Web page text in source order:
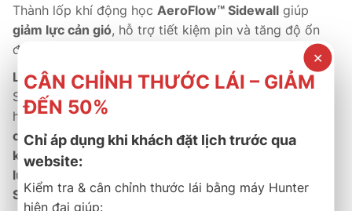
Thành lốp khí động học AeroFlow™ Sidewall giúp
giảm lực cản gió, hỗ trợ tiết kiệm pin và tăng độ ổn
định thân xe khi chạy tốc độ cao.
Lý do thương mại:
Sản phẩmphân phối chính hãng tại Việt Nam
hành5 năm, hỗ trợ đổi mới nếu có lỗi kỹ thuật. Với
chất lượng toàn cầu, độ êm vượt trội và khả năng tiết
kiệm năng lượng xuất sắc
lựa chọn hàng đầu cho người dùng xe điện và hybrid
SUV.
✕
CÂN CHỈNH THƯỚC LÁI – GIẢM
ĐẾN 50%
Chỉ áp dụng khi khách đặt lịch trước qua
website:
Kiểm tra & cân chỉnh thước lái bằng máy Hunter
hiện đại giúp: